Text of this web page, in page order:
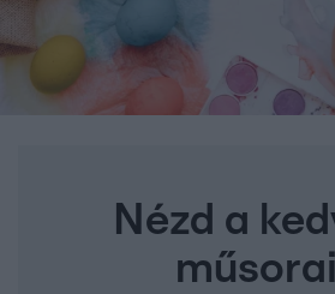
Nézd a